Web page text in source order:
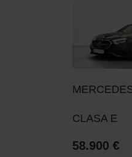
CLASA E
58.900 €